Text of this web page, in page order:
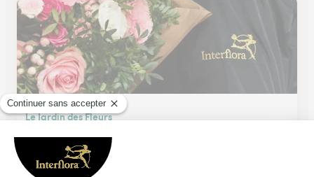
Le Jardin des Fleurs
Talence
★3.9 (284)
465, cours de la Libération